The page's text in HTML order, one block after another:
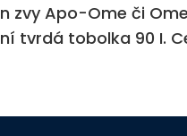
zvy Apo-Ome či
tvrdá tobolka 90 I.